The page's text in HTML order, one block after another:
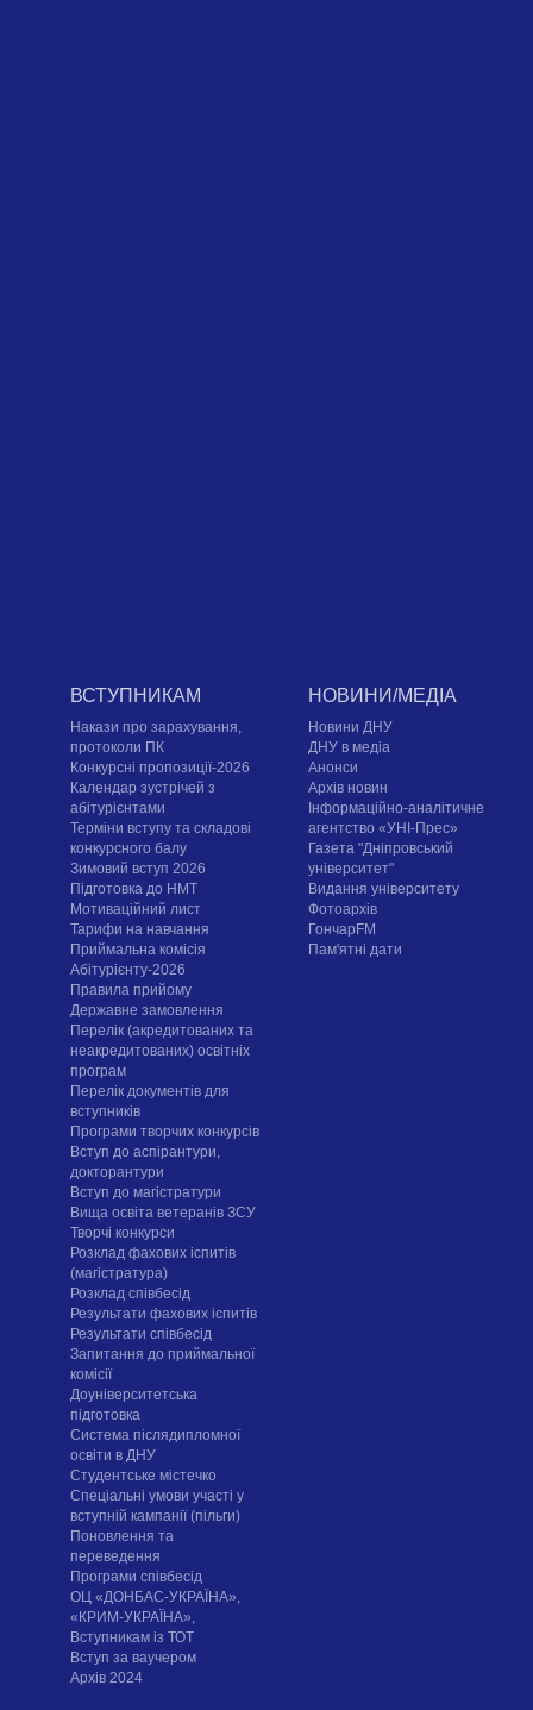
ВСТУПНИКАМ
Накази про зарахування,
протоколи ПК
Конкурсні пропозиції-2026
Календар зустрічей з
абітурієнтами
Терміни вступу та складові
конкурсного балу
Зимовий вступ 2026
Підготовка до НМТ
Мотиваційний лист
Тарифи на навчання
Приймальна комісія
Абітурієнту-2026
Правила прийому
Державне замовлення
Перелік (акредитованих та
неакредитованих) освітніх
програм
Перелік документів для
вступників
Програми творчих конкурсiв
Вступ до аспірантури,
докторантури
Вступ до магістратури
Вища освіта ветеранів ЗСУ
Творчі конкурси
Розклад фахових іспитів
(магістратура)
Розклад співбесід
Результати фахових іспитів
Результати співбесід
Запитання до приймальної
комісії
Доуніверситетська
підготовка
Система післядипломної
освіти в ДНУ
Cтудентське містечко
Спеціальні умови участі у
вступній кампанії (пільги)
Поновлення та
переведення
Програми співбесід
ОЦ «ДОНБАС-УКРАЇНА»,
«КРИМ-УКРАЇНА»,
Вступникам із ТОТ
Вступ за ваучером
Архів 2024
НОВИНИ/МЕДІА
Новини ДНУ
ДНУ в медіа
Анонси
Архів новин
Інформаційно-аналітичне
агентство «УНІ-Прес»
Газета "Дніпровський
університет"
Видання університету
Фотоархів
ГончарFM
Пам'ятні дати